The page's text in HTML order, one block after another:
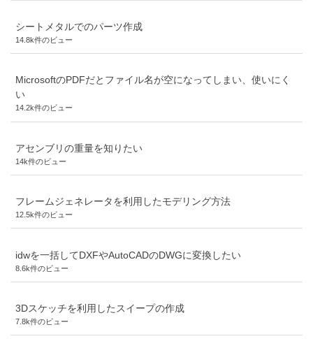
シートメタルでのパーツ作成
14.8k件のビュー
MicrosoftのPDFだとファイル名が空になってしまい、使いにく
い
14.2k件のビュー
アセンブリの重量を知りたい
14k件のビュー
フレームジェネレータを利用したモデリング方法
12.5k件のビュー
idwを一括してDXFやAutoCADのDWGに変換したい
8.6k件のビュー
3Dスケッチを利用したスイープの作成
7.8k件のビュー